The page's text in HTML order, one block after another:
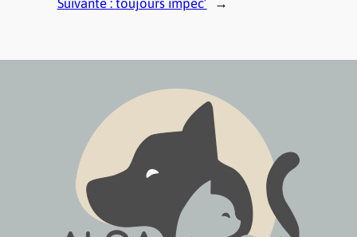
Suivante : toujours impec’ →